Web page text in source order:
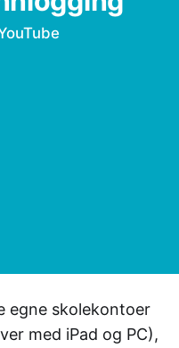
egne skolekontoer
med iPad og PC),